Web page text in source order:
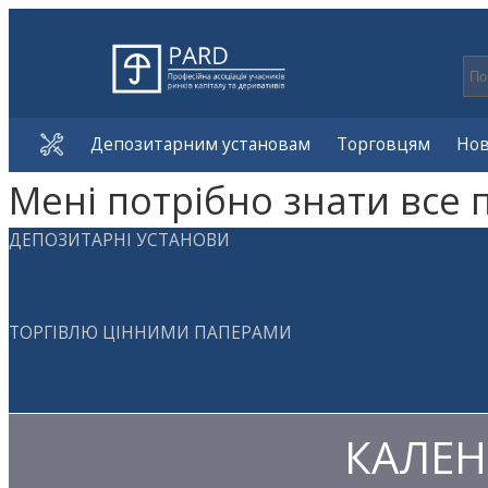
Депозитарним установам Торговцям
Мені потрібно знати все
ДЕПОЗИТАРНІ УСТАНОВИ
ТОРГІВЛЮ ЦІННИМИ ПАПЕРАМИ